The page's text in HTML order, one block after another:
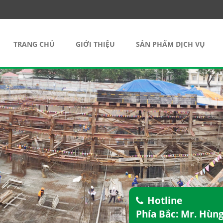
TRANG CHỦ GIỚI THIỆU SẢN PHẨM DỊCH VỤ
Hotline
Phía Bắc: Mr.